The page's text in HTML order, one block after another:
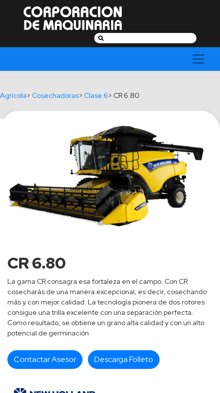
Buscar:
Agrícola> Cosechadoras> Clase 6> CR 6.80
CR 6.80
La gama CR consagra esa fortaleza en el campo. Con CR
cosecharás de una manera excepcional, es decir, cosechando
más y con mejor calidad. La tecnología pionera de dos rotores
consigue una trilla excelente con una separación perfecta.
Como resultado, se obtiene un grano alta calidad y con un alto
potencial de germinación.
Contactar Asesor Descarga Folleto